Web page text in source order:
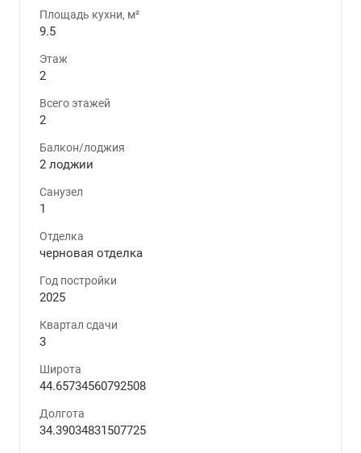
Площадь кухни, м²
9.5
Этаж
2
Всего этажей
2
Балкон/лоджия
2 лоджии
Санузел
1
Отделка
черновая отделка
Год постройки
2025
Квартал сдачи
3
Широта
44.65734560792508
Долгота
34.39034831507725